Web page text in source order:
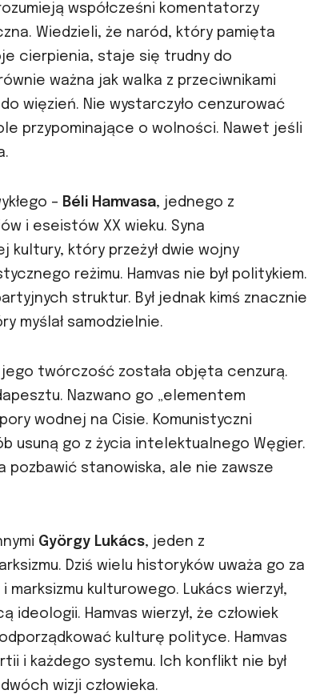
współcześni komentatorzy
Wiedzieli, że naród, który pamięta
cierpienia, staje się trudny do
ważna jak walka z przeciwnikami
więzień. Nie wystarczyło cenzurować
przypominające o wolności. Nawet jeśli
– Béli Hamvasa, jednego z
i eseistów XX wieku. Syna
kultury, który przeżył dwie wojny
reżimu. Hamvas nie był politykiem.
struktur. Był jednak kimś znacznie
myślał samodzielnie.
jego twórczość została objęta cenzurą.
Nazwano go „elementem
wodnej na Cisie. Komunistyczni
usuną go z życia intelektualnego Węgier.
pozbawić stanowiska, ale nie zawsze
György Lukács, jeden z
Dziś wielu historyków uważa go za
kulturowego. Lukács wierzył,
ideologii. Hamvas wierzył, że człowiek
kulturę polityce. Hamvas
i każdego systemu. Ich konflikt nie był
wizji człowieka.